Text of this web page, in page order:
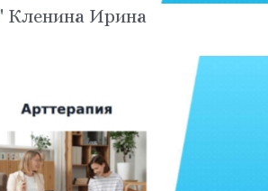
Кленина Ирина